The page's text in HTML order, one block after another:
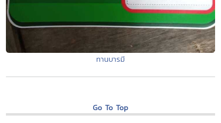
ทานบารมี
Go To Top